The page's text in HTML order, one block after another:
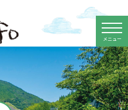
メニュー